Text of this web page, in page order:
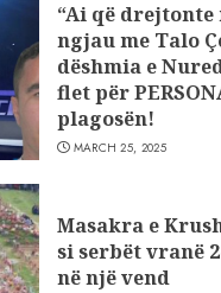
“Ai që
ngjau me Talo
dëshmia e
flet për
plagosën!
MARCH 25, 2025
Masakra e
si serbët vranë
në një vend